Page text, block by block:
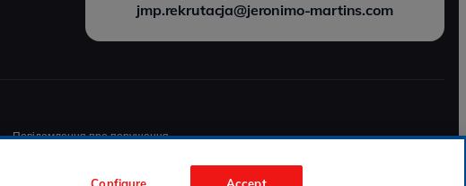
jmp.rekrutacja@jeronimo-martins.com
Повідомлення про порушення